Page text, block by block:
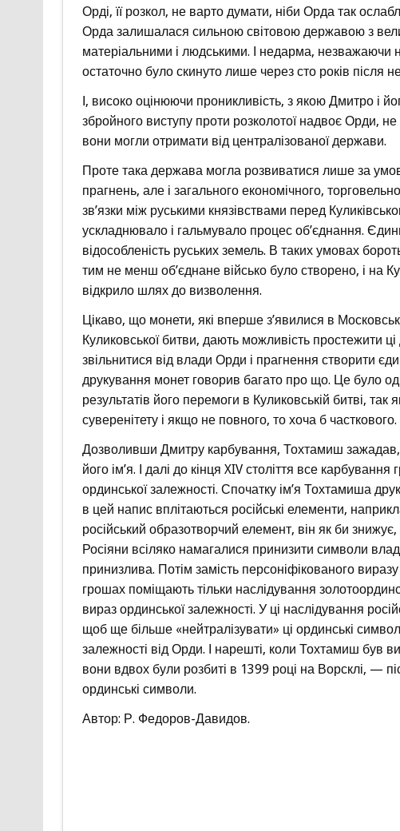
Орді, її розкол, не варто думати, ніби Орда так
Орда залишалася сильною світовою державою з
матеріальними і людськими. І недарма, незважаючи
остаточно було скинуто лише через сто років після
І, високо оцінюючи проникливість, з якою Дмитро і
збройного виступу проти розколотої надвоє Орди,
вони могли отримати від централізованої держави.
Проте така держава могла розвиватися лише за
прагнень, але і загального економічного,
зв’язки між руськими князівствами перед
ускладнювало і гальмувало процес об’єднання.
відособленість руських земель. В таких умовах
тим не менш об’єднане військо було створено, і на
відкрило шлях до визволення.
Цікаво, що монети, які вперше з’явилися в
Куликовської битви, дають можливість простежити
звільнитися від влади Орди і прагнення створити
друкування монет говорив багато про що. Це було
результатів його перемоги в Куликовській битві,
суверенітету і якщо не повного, то хоча б часткового.
Дозволивши Дмитру карбування, Тохтамиш зажадав,
його ім’я. І далі до кінця XIV століття все
ординської залежності. Спочатку ім’я Тохтамиша
в цей напис вплітаються російські елементи,
російський образотворчий елемент, він як би
Росіяни всіляко намагалися принизити символи
принизлива. Потім замість персоніфікованого
грошах поміщають тільки наслідування
вираз ординської залежності. У ці наслідування
щоб ще більше «нейтралізувати» ці ординські
залежності від Орди. І нарешті, коли Тохтамиш був
вони вдвох були розбиті в 1399 році на Ворсклі, —
ординські символи.
Автор: Р. Федоров-Давидов.